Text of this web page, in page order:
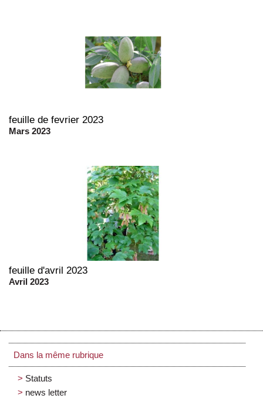
feuille de fevrier 2023
Mars 2023
feuille d'avril 2023
Avril 2023
Dans la même rubrique
Statuts
news letter